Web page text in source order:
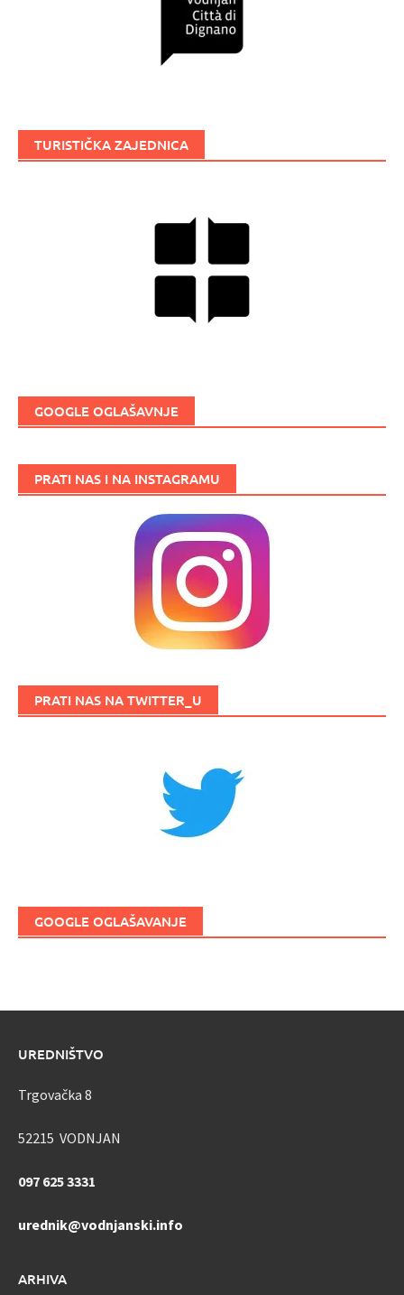
TURISTIČKA ZAJEDNICA
GOOGLE OGLAŠAVNJE
PRATI NAS I NA INSTAGRAMU
PRATI NAS NA TWITTER_U
GOOGLE OGLAŠAVANJE
UREDNIŠTVO
Trgovačka 8
52215 VODNJAN
097 625 3331
urednik@vodnjanski.info
ARHIVA